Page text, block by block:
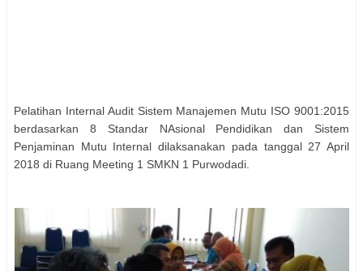
Pelatihan Internal Audit Sistem Manajemen Mutu ISO 9001:2015
berdasarkan 8 Standar NAsional Pendidikan dan Sistem
Penjaminan Mutu Internal dilaksanakan pada tanggal 27 April
2018 di Ruang Meeting 1 SMKN 1 Purwodadi.